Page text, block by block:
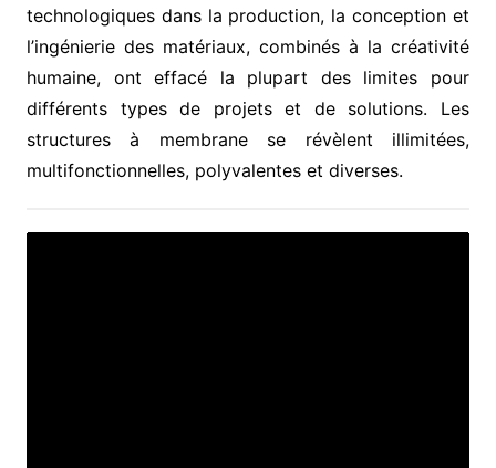
technologiques dans la production, la conception et
l’ingénierie des matériaux, combinés à la créativité
humaine, ont effacé la plupart des limites pour
différents types de projets et de solutions. Les
structures à membrane se révèlent illimitées,
multifonctionnelles, polyvalentes et diverses.